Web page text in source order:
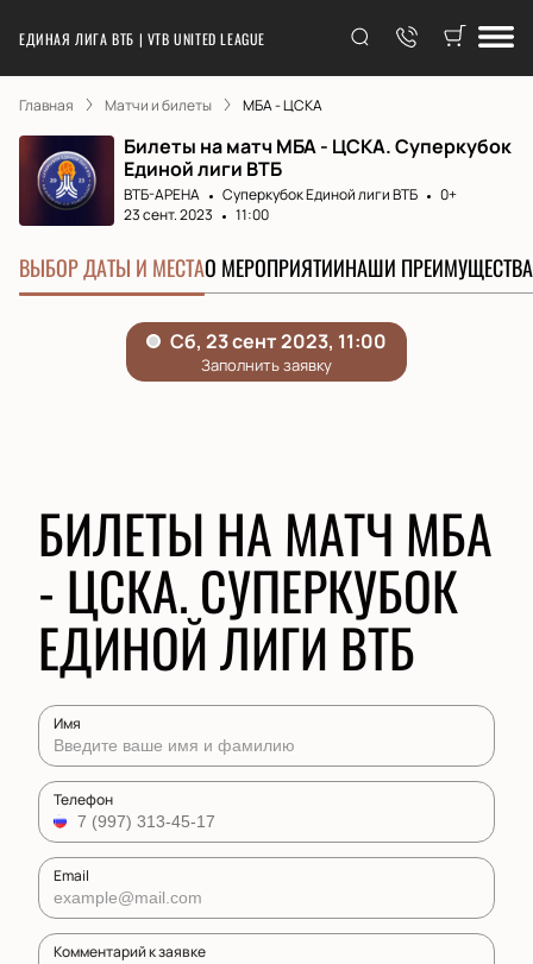
ЕДИНАЯ ЛИГА ВТБ | VTB UNITED LEAGUE
Главная Матчи и билеты МБА - ЦСКА
Билеты на матч МБА - ЦСКА. Суперкубок
Единой лиги ВТБ
ВТБ-АРЕНА Суперкубок Единой лиги ВТБ
0+
23 сент. 2023
11:00
ВЫБОР ДАТЫ И МЕСТАО МЕРОПРИЯТИИНАШИ ПРЕИМУЩЕСТВА
БИЛЕТЫ НА МАТЧ МБА
- ЦСКА. СУПЕРКУБОК
ЕДИНОЙ ЛИГИ ВТБ
Имя
Телефон
Email
Комментарий к заявке